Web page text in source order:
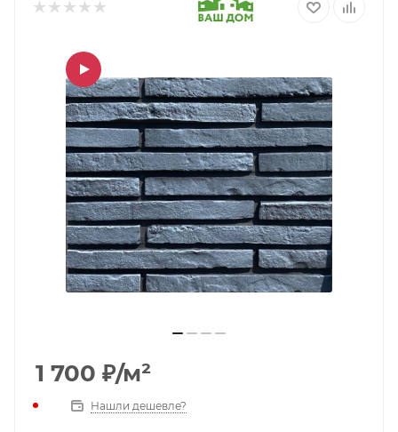
1 700 ₽/м²
Нашли дешевле?